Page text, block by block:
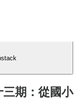
三期：從國小